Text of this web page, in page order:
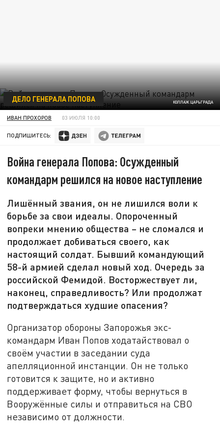
КОЛЛАЖ ЦАРЬГРАДА
ДЕЛО ГЕНЕРАЛА ПОПОВА
ИВАН ПРОХОРОВ 03 ИЮЛЯ 10:00
ПОДПИШИТЕСЬ:
Война генерала Попова: Осужденный
командарм решился на новое наступление
Лишённый звания, он не лишился воли к
борьбе за свои идеалы. Опороченный
вопреки мнению общества – не сломался и
продолжает добиваться своего, как
настоящий солдат. Бывший командующий
58-й армией сделал новый ход. Очередь за
российской Фемидой. Восторжествует ли,
наконец, справедливость? Или продолжат
подтверждаться худшие опасения?
Организатор обороны Запорожья экс-
командарм Иван Попов ходатайствовал о
своём участии в заседании суда
апелляционной инстанции. Он не только
готовится к защите, но и активно
поддерживает форму, чтобы вернуться в
Вооружённые силы и отправиться на СВО
независимо от должности.